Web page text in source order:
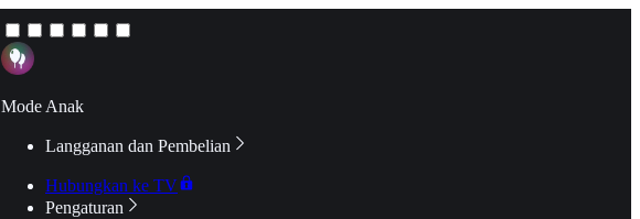
Mode Anak
Langganan dan Pembelian
Hubungkan ke TV
Pengaturan